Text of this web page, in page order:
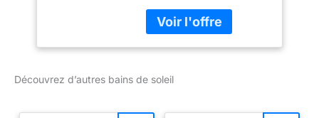
lignes élégantes pour
s'intégrer facilement à
tous les types de déco.
trouvera parfaitement sa
extérieurs d'hôtel ou bien
Découvrez d’autres bains de soleil